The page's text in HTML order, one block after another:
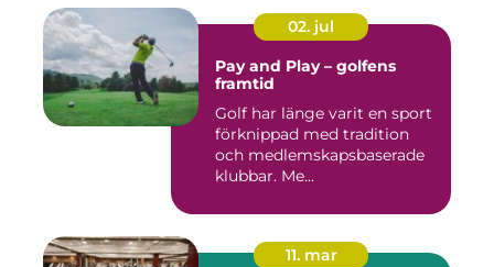
02. jul
Pay and Play – golfens
framtid
Golf har länge varit en sport
förknippad med tradition
och medlemskapsbaserade
klubbar. Me...
11. mar